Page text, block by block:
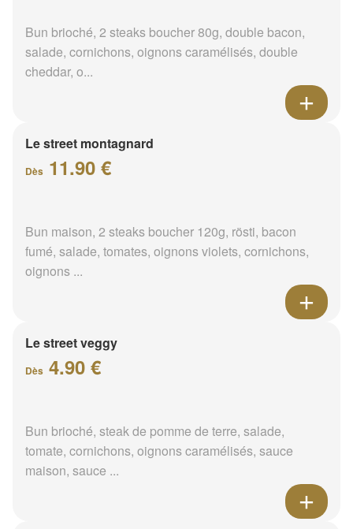
Bun brioché, 2 steaks boucher 80g, double bacon,
salade, cornichons, oignons caramélisés, double
cheddar, o...
Le street montagnard
Dès 11.90 €
Bun maison, 2 steaks boucher 120g, rösti, bacon
fumé, salade, tomates, oignons violets, cornichons,
oignons ...
Le street veggy
Dès 4.90 €
Bun brioché, steak de pomme de terre, salade,
tomate, cornichons, oignons caramélisés, sauce
maison, sauce ...